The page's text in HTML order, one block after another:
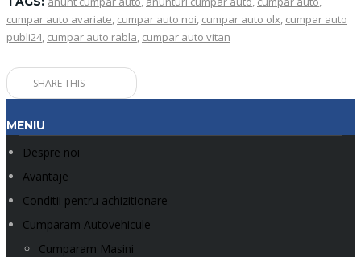
cumpar auto avariate, cumpar auto noi, cumpar auto olx, cumpar auto
publi24, cumpar auto rabla, cumpar auto vitan
SHARE THIS
MENIU
Despre noi
Avantaje
Conditii pentru achizitionare
Cumparam Autovehicule
Cumparam Masini